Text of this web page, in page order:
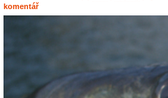
komentář